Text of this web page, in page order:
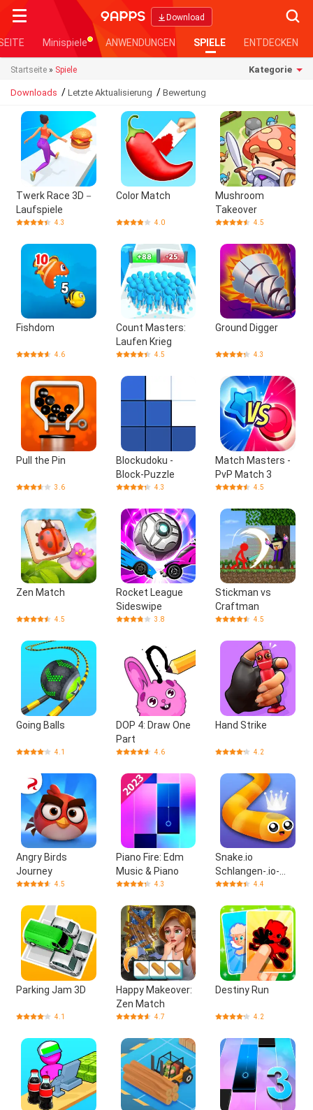
Download
Minispiele ANWENDUNGEN SPIELE ENTDECKEN
Startseite » Spiele Kategorie
Downloads / Letzte Aktualisierung / Bewertung
Twerk Race 3D－
Laufspiele
4.3
Color Match
4.0
Mushroom
Takeover
4.5
Fishdom
4.6
Count Masters:
Laufen Krieg
4.5
Ground Digger
4.3
Pull the Pin
3.6
Blockudoku -
Block-Puzzle
4.3
Match Masters ‎-
PvP Match 3
4.5
Zen Match
4.5
Rocket League
Sideswipe
3.8
Stickman vs
Craftman
4.5
Going Balls
4.1
DOP 4: Draw One
Part
4.6
Hand Strike
4.2
Angry Birds
Journey
4.5
Piano Fire: Edm
Music & Piano
4.3
Snake.io
Schlangen-.io-
Spiele
4.4
Parking Jam 3D
4.1
Happy Makeover:
Zen Match
4.7
Destiny Run
4.2